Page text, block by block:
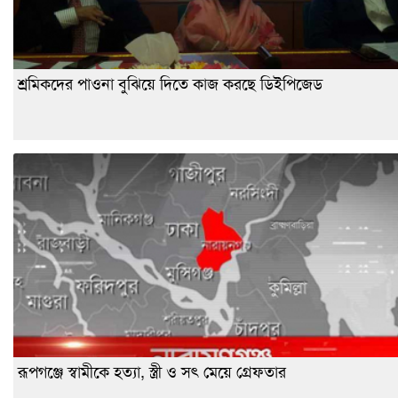
শ্রমিকদের পাওনা বুঝিয়ে দিতে কাজ করছে ডিইপিজেড
রূপগঞ্জে স্বামীকে হত্যা, স্ত্রী ও সৎ মেয়ে গ্রেফতার